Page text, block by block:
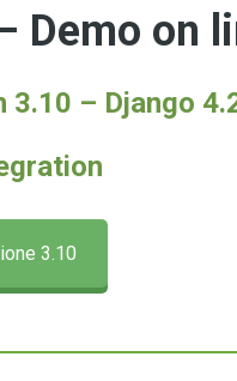
Demo on
3.10 – Django
3.10